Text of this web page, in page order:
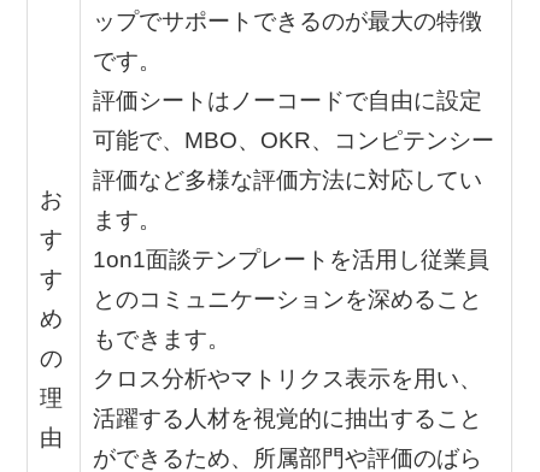
お
す
す
め
の
理
由
ップでサポートできるのが最大の特徴
です。
評価シートはノーコードで自由に設定
可能で、MBO、OKR、コンピテンシー
評価など多様な評価方法に対応してい
ます。
1on1面談テンプレートを活用し従業員
とのコミュニケーションを深めること
もできます。
クロス分析やマトリクス表示を用い、
活躍する人材を視覚的に抽出すること
ができるため、所属部門や評価のばら